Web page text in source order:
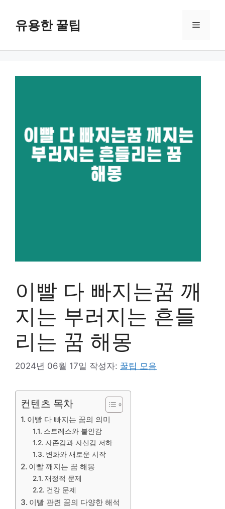
유용한 꿀팁 메
이빨 다 빠지는꿈 깨
지는 부러지는 흔들
리는 꿈 해몽
2024년 06월 17일 작성자: 꿀팁 모음
컨텐츠 목차
이빨 다 빠지는 꿈의 의미
스트레스와 불안감
자존감과 자신감 저하
변화와 새로운 시작
이빨 깨지는 꿈 해몽
재정적 문제
건강 문제
이빨 관련 꿈의 다양한 해석